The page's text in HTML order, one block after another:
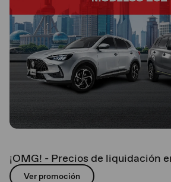
¡OMG! - Precios de liquidación
Ver promoción